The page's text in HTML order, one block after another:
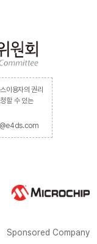
이용자의 권리
할 수 있는
Sponsored Company